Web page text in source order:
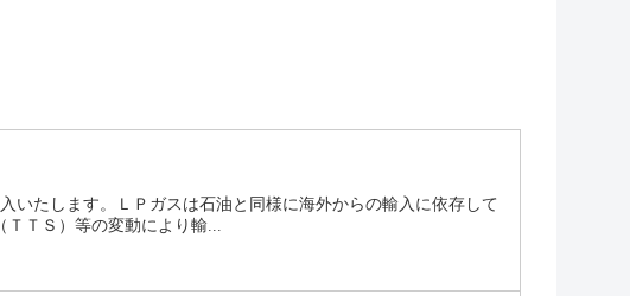
いたします。ＬＰガスは石油と同様に海外からの輸入に依存して
ＴＳ）等の変動により輸...